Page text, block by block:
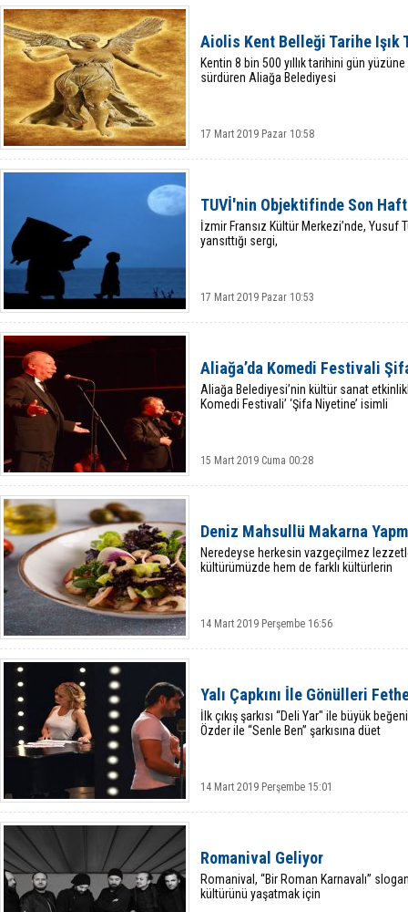
Aiolis Kent Belleği Tarihe Işık
Kentin 8 bin 500 yıllık tarihini gün yüzüne
sürdüren Aliağa Belediyesi
17 Mart 2019 Pazar 10:58
TUVİ'nin Objektifinde Son
İzmir Fransız Kültür Merkezi’nde, Yusuf
yansıttığı sergi,
17 Mart 2019 Pazar 10:53
Aliağa’da Komedi Festivali
Aliağa Belediyesi’nin kültür sanat
Komedi Festivali’ ‘Şifa Niyetine’ isimli
15 Mart 2019 Cuma 00:28
Deniz Mahsullü Makarna
Neredeyse herkesin vazgeçilmez
kültürümüzde hem de farklı kültürlerin
14 Mart 2019 Perşembe 16:56
Yalı Çapkını İle Gönülleri
İlk çıkış şarkısı “Deli Yar" ile büyük
Özder ile “Senle Ben” şarkısına düet
14 Mart 2019 Perşembe 15:01
Romanival Geliyor
Romanival, “Bir Roman Karnavalı”
kültürünü yaşatmak için